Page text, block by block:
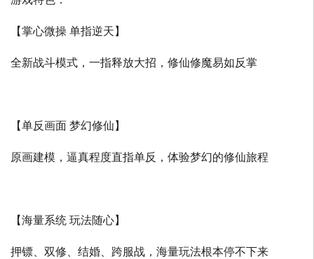
【掌心微操 单指逆天】
全新战斗模式，一指释放大招，修仙修魔易如反掌
【单反画面 梦幻修仙】
原画建模，逼真程度直指单反，体验梦幻的修仙旅程
【海量系统 玩法随心】
押镖、双修、结婚、跨服战，海量玩法根本停不下来